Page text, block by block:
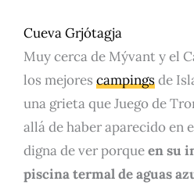
Cueva Grjótagja
Muy cerca de Mývant y el
los mejores campingsde
una grieta que Juego de
allá de haber aparecido en
digna de ver porqueen su
piscina termal de aguas